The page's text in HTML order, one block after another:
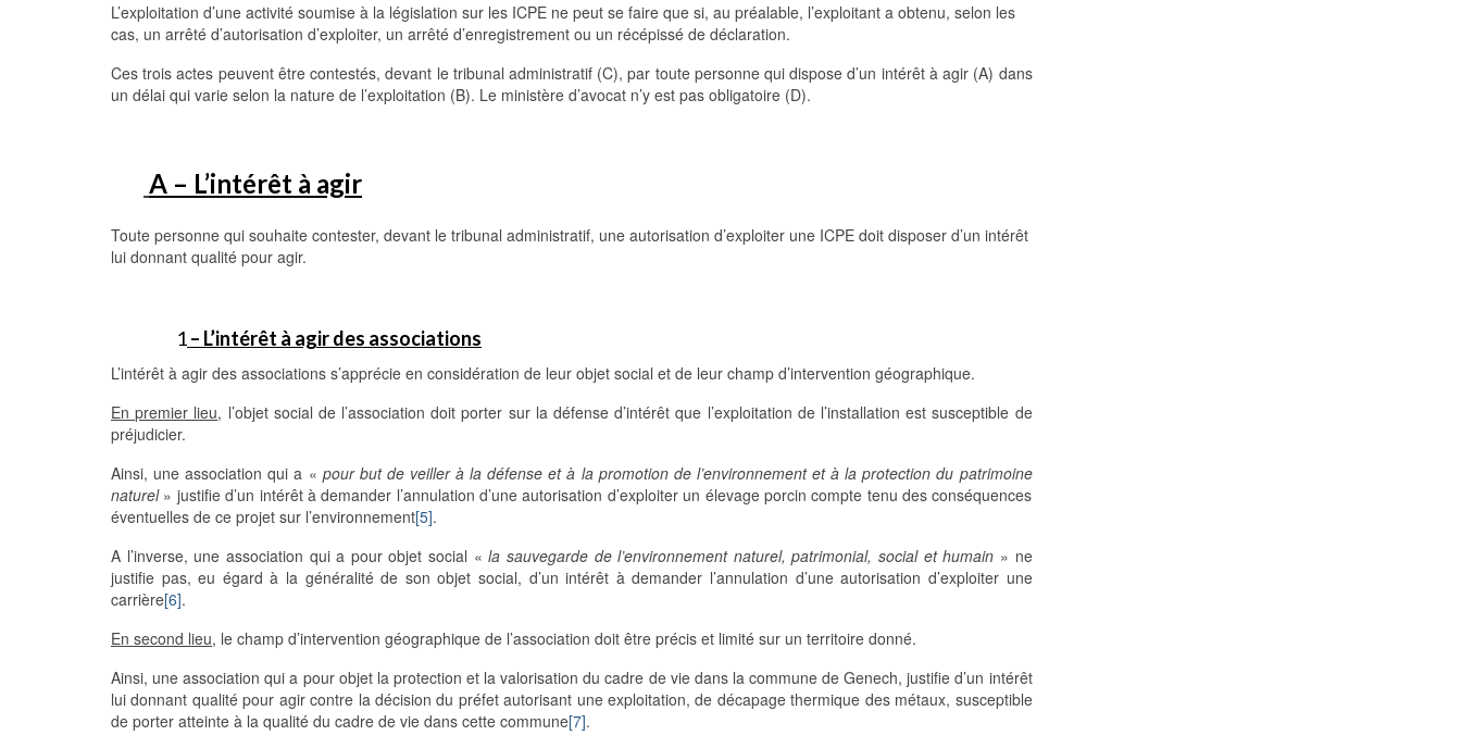
L’exploitation d’une activité soumise à la législation sur les ICPE ne peut se faire que si, au préalable, l’exploitant a obtenu, selon les
cas, un arrêté d’autorisation d’exploiter, un arrêté d’enregistrement ou un récépissé de déclaration.
Ces trois actes peuvent être contestés, devant le tribunal administratif (C), par toute personne qui dispose d’un intérêt à agir (A) dans
un délai qui varie selon la nature de l’exploitation (B). Le ministère d’avocat n’y est pas obligatoire (D).
A – L’intérêt à agir
Toute personne qui souhaite contester, devant le tribunal administratif, une autorisation d’exploiter une ICPE doit disposer d’un intérêt
lui donnant qualité pour agir.
1– L’intérêt à agir des associations
L’intérêt à agir des associations s’apprécie en considération de leur objet social et de leur champ d’intervention géographique.
En premier lieu, l’objet social de l’association doit porter sur la défense d’intérêt que l’exploitation de l’installation est susceptible de
préjudicier.
Ainsi, une association qui a « pour but de veiller à la défense et à la promotion de l’environnement et à la protection du patrimoine
naturel» justifie d’un intérêt à demander l’annulation d’une autorisation d’exploiter un élevage porcin compte tenu des conséquences
éventuelles de ce projet sur l’environnement[5].
A l’inverse, une association qui a pour objet social «la sauvegarde de l’environnement naturel, patrimonial, social et humain » ne
justifie pas, eu égard à la généralité de son objet social, d’un intérêt à demander l’annulation d’une autorisation d’exploiter une
carrière[6].
En second lieu, le champ d’intervention géographique de l’association doit être précis et limité sur un territoire donné.
Ainsi, une association qui a pour objet la protection et la valorisation du cadre de vie dans la commune de Genech, justifie d’un intérêt
lui donnant qualité pour agir contre la décision du préfet autorisant une exploitation, de décapage thermique des métaux, susceptible
de porter atteinte à la qualité du cadre de vie dans cette commune[7].